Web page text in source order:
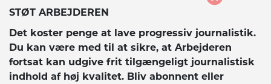
din browseradfærd eller unikke ID’er på dette website. Hvis
kan det påvirke visse funktioner og muligheder på
hjemmesiden negativt.
STØT ARBEJDEREN
Det koster penge at lave progressiv journalistik.
Du kan være med til at sikre, at Arbejderen
fortsat kan udgive frit tilgængeligt journalistisk
indhold af høj kvalitet. Bliv abonnent eller